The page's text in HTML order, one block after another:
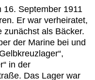
16. September 1911
Er war verheiratet,
zunächst als Bäcker.
der Marine bei und
in der
Das Lager war